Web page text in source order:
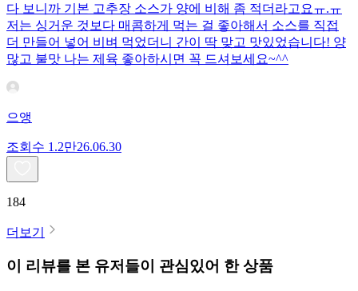
다 보니까 기본 고추장 소스가 양에 비해 좀 적더라고요ㅠ.ㅠ
저는 싱거운 것보다 매콤하게 먹는 걸 좋아해서 소스를 직접
더 만들어 넣어 비벼 먹었더니 간이 딱 맞고 맛있었습니다! 양
많고 불맛 나는 제육 좋아하시면 꼭 드셔보세요~^^
으앵
조회수 1.2만26.06.30
184
더보기
이 리뷰를 본 유저들이 관심있어 한 상품